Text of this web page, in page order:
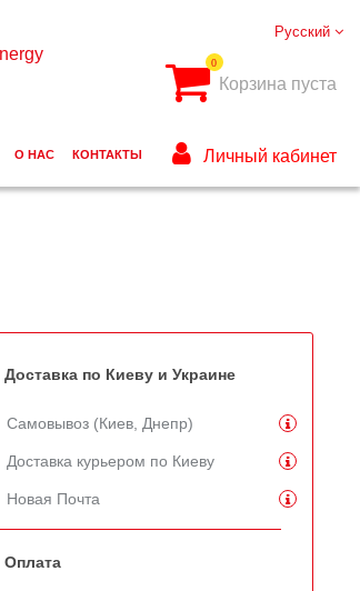
Доставка по Киеву и Украине
Самовывоз (Киев, Днепр)
Доставка курьером по Киеву
Новая Почта
Оплата
Русский
0
Корзина пуста
О НАС КОНТАКТЫ Личный кабинет